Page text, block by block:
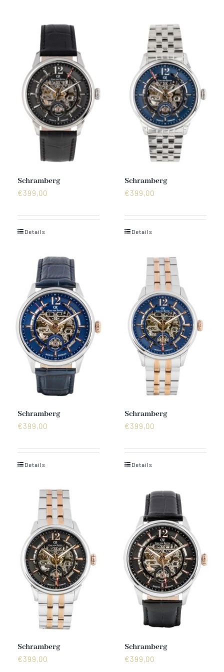
Tourbillons
Vertrag widerrufen
Schramberg
€399,00
Details
Schramberg
€399,00
Details
Schramberg
€399,00
Details
Schramberg
€399,00
Details
Schramberg
€399,00
Schramberg
€399,00